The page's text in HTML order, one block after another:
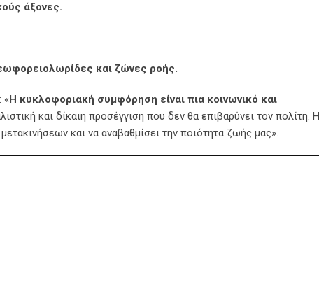
άξονες.
και ζώνες ροής.
« Η κυκλοφοριακή συμφόρηση είναι πια κοινωνικό και
και δίκαιη προσέγγιση που δεν θα επιβαρύνει τον πολίτη. Η
και να αναβαθμίσει την ποιότητα ζωής μας».